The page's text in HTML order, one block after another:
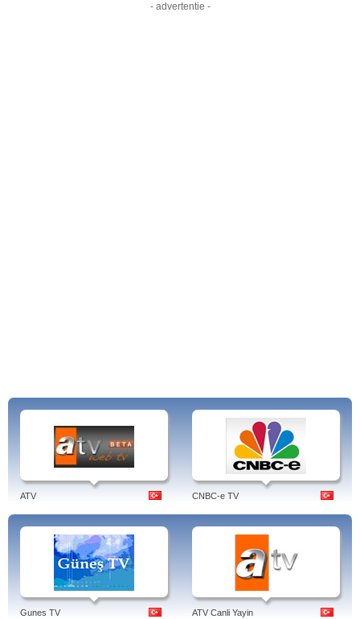
- advertentie -
ATV CNBC-e TV
Gunes TV ATV Canli Yayin